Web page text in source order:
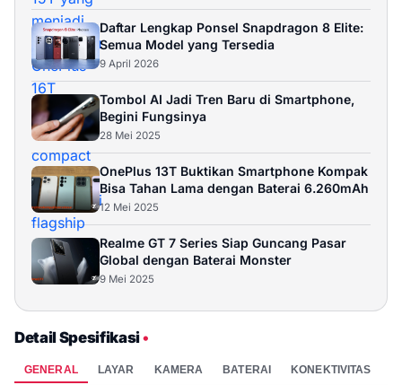
Daftar Lengkap Ponsel Snapdragon 8 Elite:
Semua Model yang Tersedia
9 April 2026
Tombol AI Jadi Tren Baru di Smartphone,
Begini Fungsinya
28 Mei 2025
OnePlus 13T Buktikan Smartphone Kompak
Bisa Tahan Lama dengan Baterai 6.260mAh
12 Mei 2025
Realme GT 7 Series Siap Guncang Pasar
Global dengan Baterai Monster
9 Mei 2025
Detail Spesifikasi•
GENERAL LAYAR KAMERA BATERAI KONEKTIVITAS